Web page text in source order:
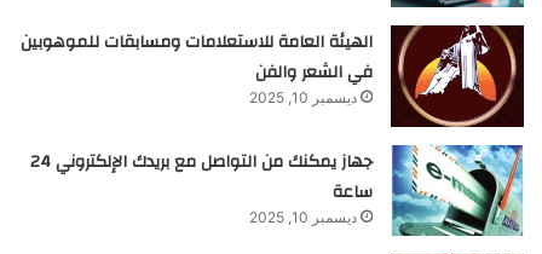
الهيئة العامة للاستعلامات ومسابقات للموهوبين
في الشعر والفن
ديسمبر 10, 2025
جهاز يمكنك من التواصل مع بريدك الإلكتروني 24
ساعة
ديسمبر 10, 2025